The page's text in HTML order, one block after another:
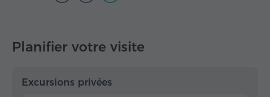
Planifier votre visite
Excursions privées